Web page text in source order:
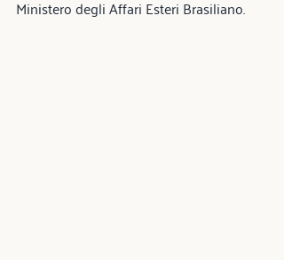
Ministero degli Affari Esteri Brasiliano.